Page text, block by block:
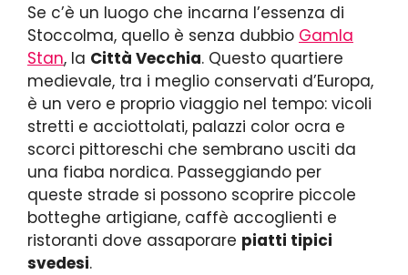
Se c’è un luogo che incarna l’essenza di
Stoccolma, quello è senza dubbio Gamla
Stan, la Città Vecchia. Questo quartiere
medievale, tra i meglio conservati d’Europa,
è un vero e proprio viaggio nel tempo: vicoli
stretti e acciottolati, palazzi color ocra e
scorci pittoreschi che sembrano usciti da
una fiaba nordica. Passeggiando per
queste strade si possono scoprire piccole
botteghe artigiane, caffè accoglienti e
ristoranti dove assaporare piatti tipici
svedesi.